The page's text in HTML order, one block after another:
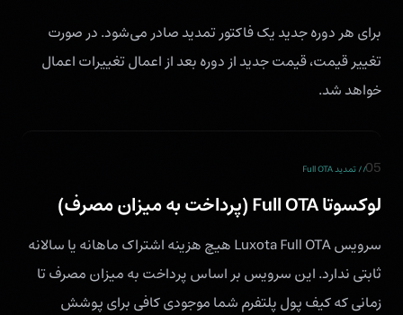
برای هر دوره جدید یک فاکتور تمدید صادر می‌شود. در صورت
تغییر قیمت، قیمت جدید از دوره بعد از اعمال تغییرات اعمال
خواهد شد.
05// تمدید Full OTA
لوکسوتا Full OTA (پرداخت به میزان مصرف)
سرویس Luxota Full OTA هیچ هزینه اشتراک ماهانه یا سالانه
ثابتی ندارد. این سرویس بر اساس پرداخت به میزان مصرف تا
زمانی که کیف پول پلتفرم شما موجودی کافی برای پوشش